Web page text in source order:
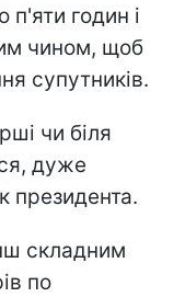
п'яти годин і
чином, щоб
супутників.
чи біля
дуже
президента.
складним
по